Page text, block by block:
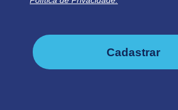
Cadastrar